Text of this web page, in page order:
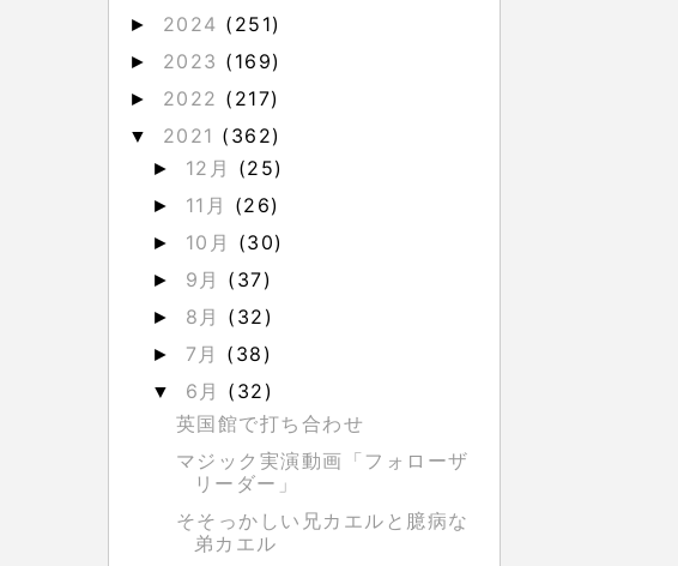
► 2024 (251)
► 2023 (169)
► 2022 (217)
▼ 2021 (362)
► 12月 (25)
► 11月 (26)
► 10月 (30)
► 9月 (37)
► 8月 (32)
► 7月 (38)
▼ 6月 (32)
英国館で打ち合わせ
マジック実演動画「フォローザ
リーダー」
そそっかしい兄カエルと臆病な
弟カエル